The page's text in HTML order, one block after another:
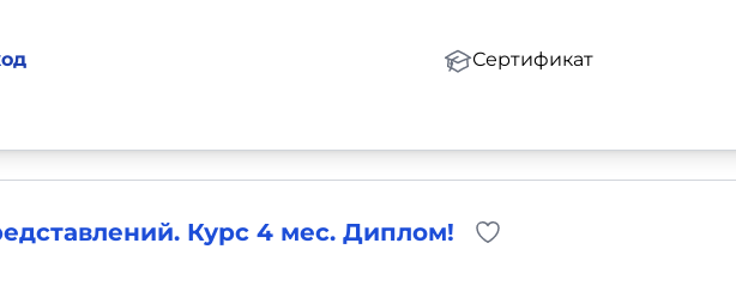
Сертификат
Курс 4 мес. Диплом!